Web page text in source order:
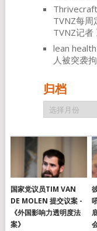
TVNZ每周
TVNZ记者
lean
人被突袭
归档
归
档
国家党议员TIM VAN
DE MOLEN 提交议案 -
《外国影响力透明度法
案》